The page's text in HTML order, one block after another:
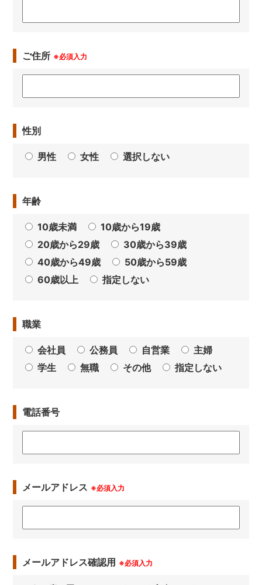
ご住所 ※必須入力
性別
男性 女性 選択しない
年齢
10歳未満
10歳から19歳
20歳から29歳
30歳から39歳
40歳から49歳
50歳から59歳
60歳以上
指定しない
職業
会社員 公務員 自営業
主婦
学生
無職 その他 指定しない
電話番号
メールアドレス ※必須入力
メールアドレス確認用 ※必須入力